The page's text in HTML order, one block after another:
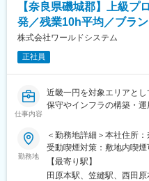
各業種や地域の組合や顧
ついては販路も複数あり
ります。
<開発環境>
・言語：Java
・OS：Windows／Linux
・DB：Oracle／SQL
・フレームワーク：spring-
■組織構成：
プログラマーは本社に4名
の担当者が1名、40代2名
【奈良県磯城郡】上級プ
発／残業10h平均／ブラ
株式会社ワールドシステム
正社員
仕事内容
近畿一円を対象エリアと
保守やインフラの構築・
■業務概要：
受託システムの開発にお
テムエンジニアを採用しま
勤務地
＜勤務地詳細＞本社住所
受動喫煙対策：敷地内喫煙
【最寄り駅】
田原本駅、笠縫駅、西田原